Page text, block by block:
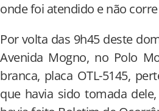
onde foi atendido e não
Por volta das 9h45 deste
Avenida Mogno, no Polo
branca, placa OTL-5145,
que havia sido tomada